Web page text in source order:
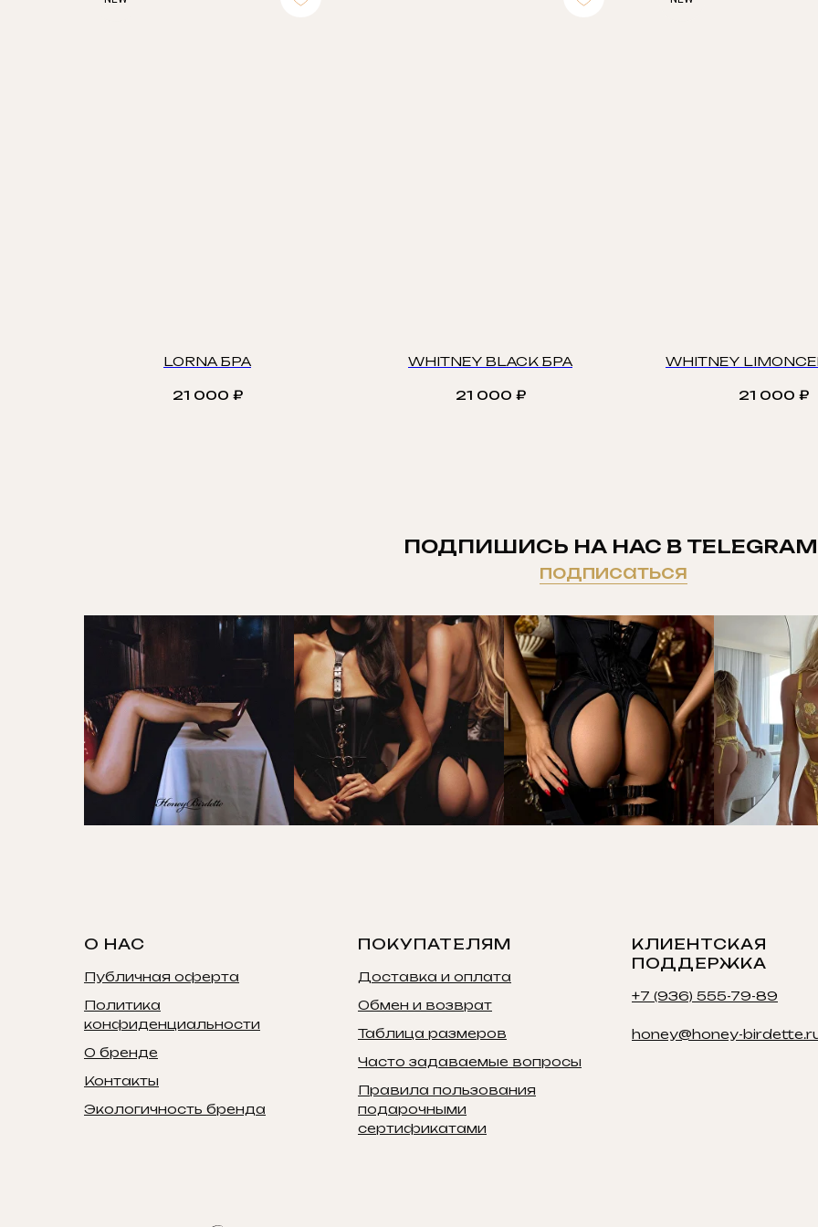
LORNA БРА
21 000 ₽
WHITNEY BLACK БРА
21 000 ₽
WHITNEY
21 000 ₽
ПОДПИШИСЬ НА НАС В
подписаться
О НАС
Публичная оферта
Политика
конфиденциальности
О бренде
Контакты
Экологичность бренда
ПОКУПАТЕЛЯМ
Доставка и оплата
Обмен и возврат
Таблица размеров
Часто задаваемые вопросы
Правила пользования
подарочными
сертификатами
КЛИЕНТСКАЯ
ПОДДЕРЖКА
+7 (936) 555-79-89
honey@honey-